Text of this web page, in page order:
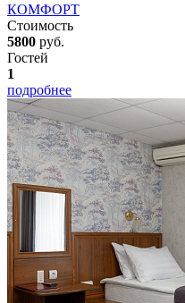
КОМФОРТ
Стоимость
5800 руб.
Гостей
1
подробнее